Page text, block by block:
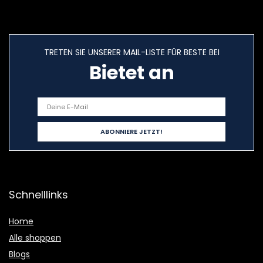
TRETEN SIE UNSERER MAIL-LISTE FÜR BESTE BEI
Bietet an
Schnelllinks
Home
Alle shoppen
Blogs